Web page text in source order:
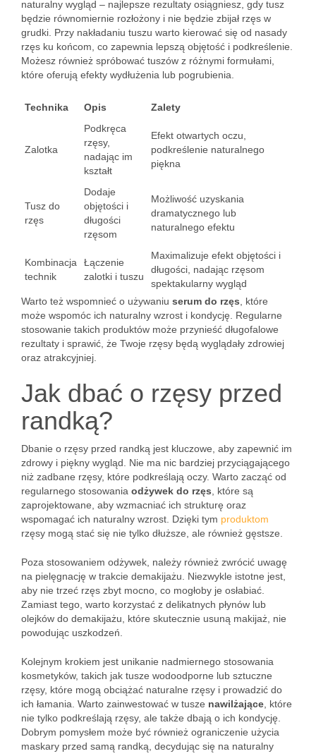
naturalny wygląd – najlepsze rezultaty osiągniesz, gdy tusz
będzie równomiernie rozłożony i nie będzie zbijał rzęs w
grudki. Przy nakładaniu tuszu warto kierować się od nasady
rzęs ku końcom, co zapewnia lepszą objętość i podkreślenie.
Możesz również spróbować tuszów z różnymi formułami,
które oferują efekty wydłużenia lub pogrubienia.
Technika Opis Zalety
Zalotka
Podkręca
rzęsy,
nadając im
kształt
Efekt otwartych oczu,
podkreślenie naturalnego
piękna
Tusz do
rzęs
Dodaje
objętości i
długości
rzęsom
Możliwość uzyskania
dramatycznego lub
naturalnego efektu
Kombinacja
technik
Łączenie
zalotki i tuszu
Maximalizuje efekt objętości i
długości, nadając rzęsom
spektakularny wygląd
Warto też wspomnieć o używaniu serum do rzęs , które
może wspomóc ich naturalny wzrost i kondycję. Regularne
stosowanie takich produktów może przynieść długofalowe
rezultaty i sprawić, że Twoje rzęsy będą wyglądały zdrowiej
oraz atrakcyjniej.
Jak dbać o rzęsy przed
randką?
Dbanie o rzęsy przed randką jest kluczowe, aby zapewnić im
zdrowy i piękny wygląd. Nie ma nic bardziej przyciągającego
niż zadbane rzęsy, które podkreślają oczy. Warto zacząć od
regularnego stosowania odżywek do rzęs , które są
zaprojektowane, aby wzmacniać ich strukturę oraz
wspomagać ich naturalny wzrost. Dzięki tym produktom
rzęsy mogą stać się nie tylko dłuższe, ale również gęstsze.
Poza stosowaniem odżywek, należy również zwrócić uwagę
na pielęgnację w trakcie demakijażu. Niezwykle istotne jest,
aby nie trzeć rzęs zbyt mocno, co mogłoby je osłabiać.
Zamiast tego, warto korzystać z delikatnych płynów lub
olejków do demakijażu, które skutecznie usuną makijaż, nie
powodując uszkodzeń.
Kolejnym krokiem jest unikanie nadmiernego stosowania
kosmetyków, takich jak tusze wodoodporne lub sztuczne
rzęsy, które mogą obciążać naturalne rzęsy i prowadzić do
ich łamania. Warto zainwestować w tusze nawilżające , które
nie tylko podkreślają rzęsy, ale także dbają o ich kondycję.
Dobrym pomysłem może być również ograniczenie użycia
maskary przed samą randką, decydując się na naturalny